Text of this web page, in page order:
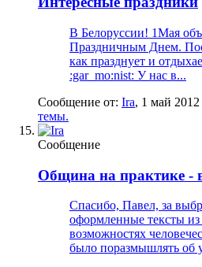
В Белоруссии! 1Мая
Праздничным Днем.
как празднует и
:gar_mo:nist: У нас в...
Сообщение от: Ira, 1 май 2012
темы.
Сообщение
Община на практике -
Спасибо, Павел, за
оформленные тексты из
возможностях
было поразмышлять об